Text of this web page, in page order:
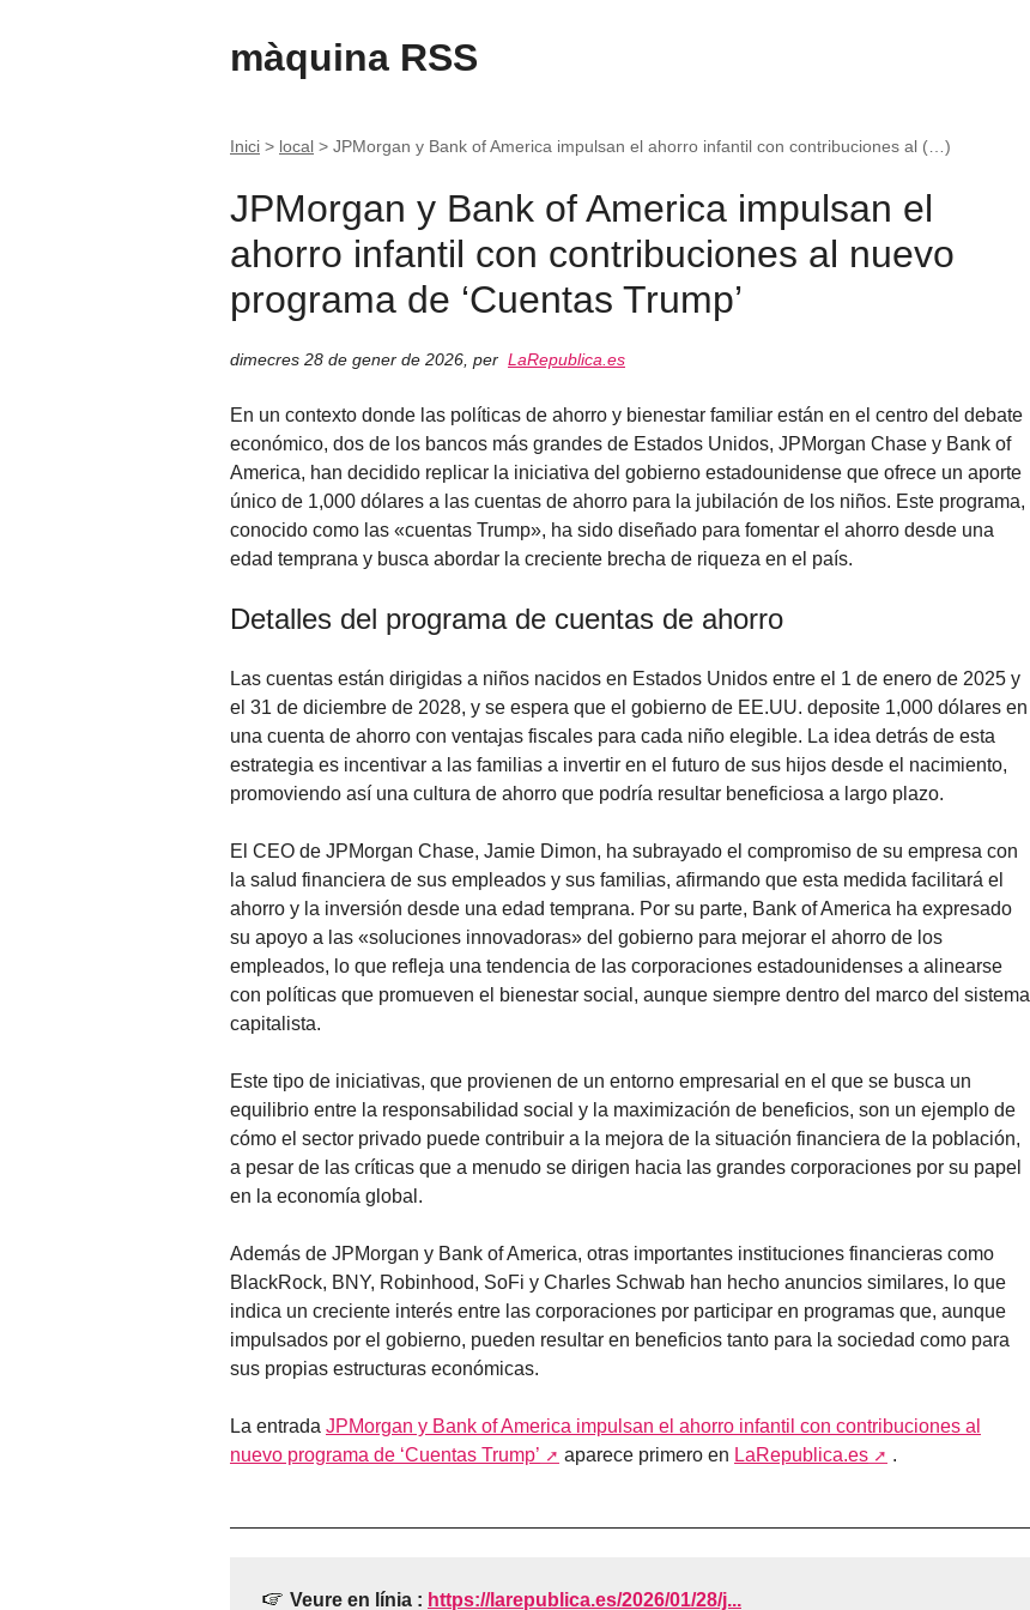
màquina RSS
Inici > local > JPMorgan y Bank of America impulsan el ahorro infantil con contribuciones al (…)
JPMorgan y Bank of America impulsan el
ahorro infantil con contribuciones al nuevo
programa de ‘Cuentas Trump’
dimecres 28 de gener de 2026 per LaRepublica.es
En un contexto donde las políticas de ahorro y bienestar familiar están en el centro del debate
económico, dos de los bancos más grandes de Estados Unidos, JPMorgan Chase y Bank of
America, han decidido replicar la iniciativa del gobierno estadounidense que ofrece un aporte
único de 1,000 dólares a las cuentas de ahorro para la jubilación de los niños. Este programa,
conocido como las «cuentas Trump», ha sido diseñado para fomentar el ahorro desde una
edad temprana y busca abordar la creciente brecha de riqueza en el país.
Detalles del programa de cuentas de ahorro
Las cuentas están dirigidas a niños nacidos en Estados Unidos entre el 1 de enero de 2025 y
el 31 de diciembre de 2028, y se espera que el gobierno de EE.UU. deposite 1,000 dólares en
una cuenta de ahorro con ventajas fiscales para cada niño elegible. La idea detrás de esta
estrategia es incentivar a las familias a invertir en el futuro de sus hijos desde el nacimiento,
promoviendo así una cultura de ahorro que podría resultar beneficiosa a largo plazo.
El CEO de JPMorgan Chase, Jamie Dimon, ha subrayado el compromiso de su empresa con
la salud financiera de sus empleados y sus familias, afirmando que esta medida facilitará el
ahorro y la inversión desde una edad temprana. Por su parte, Bank of America ha expresado
su apoyo a las «soluciones innovadoras» del gobierno para mejorar el ahorro de los
empleados, lo que refleja una tendencia de las corporaciones estadounidenses a alinearse
con políticas que promueven el bienestar social, aunque siempre dentro del marco del sistema
capitalista.
Este tipo de iniciativas, que provienen de un entorno empresarial en el que se busca un
equilibrio entre la responsabilidad social y la maximización de beneficios, son un ejemplo de
cómo el sector privado puede contribuir a la mejora de la situación financiera de la población,
a pesar de las críticas que a menudo se dirigen hacia las grandes corporaciones por su papel
en la economía global.
Además de JPMorgan y Bank of America, otras importantes instituciones financieras como
BlackRock, BNY, Robinhood, SoFi y Charles Schwab han hecho anuncios similares, lo que
indica un creciente interés entre las corporaciones por participar en programas que, aunque
impulsados por el gobierno, pueden resultar en beneficios tanto para la sociedad como para
sus propias estructuras económicas.
La entrada JPMorgan y Bank of America impulsan el ahorro infantil con contribuciones al
nuevo programa de ‘Cuentas Trump’
aparece primero en LaRepublica.es .
Veure en línia : https://larepublica.es/2026/01/28/j...